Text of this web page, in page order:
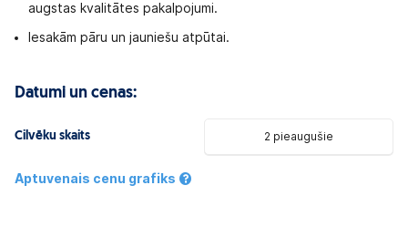
augstas kvalitātes pakalpojumi.
Iesakām pāru un jauniešu atpūtai.
Datumi un cenas:
Cilvēku skaits 2 pieaugušie
Aptuvenais cenu grafiks